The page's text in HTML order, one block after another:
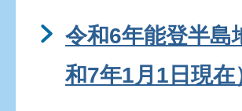
令和6年能登半島
和7年1月1日現在